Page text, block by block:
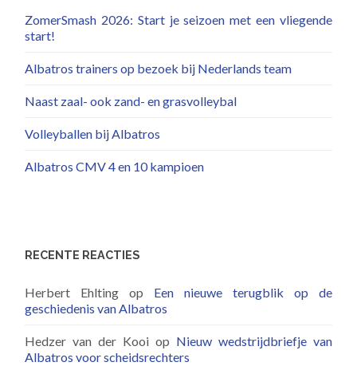
ZomerSmash 2026: Start je seizoen met een vliegende
start!
Albatros trainers op bezoek bij Nederlands team
Naast zaal- ook zand- en grasvolleybal
Volleyballen bij Albatros
Albatros CMV 4 en 10 kampioen
RECENTE REACTIES
Herbert Ehlting op Een nieuwe terugblik op de
geschiedenis van Albatros
Hedzer van der Kooi op Nieuw wedstrijdbriefje van
Albatros voor scheidsrechters